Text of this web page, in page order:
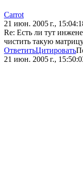
Carrot
21 июн. 2005 г.,
Re: Есть ли тут
чистить такую
ОтветитьЦитировать
21 июн. 2005 г.,